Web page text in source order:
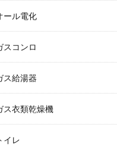
ール電化
スコンロ
ス給湯器
ス衣類乾燥機
イレ